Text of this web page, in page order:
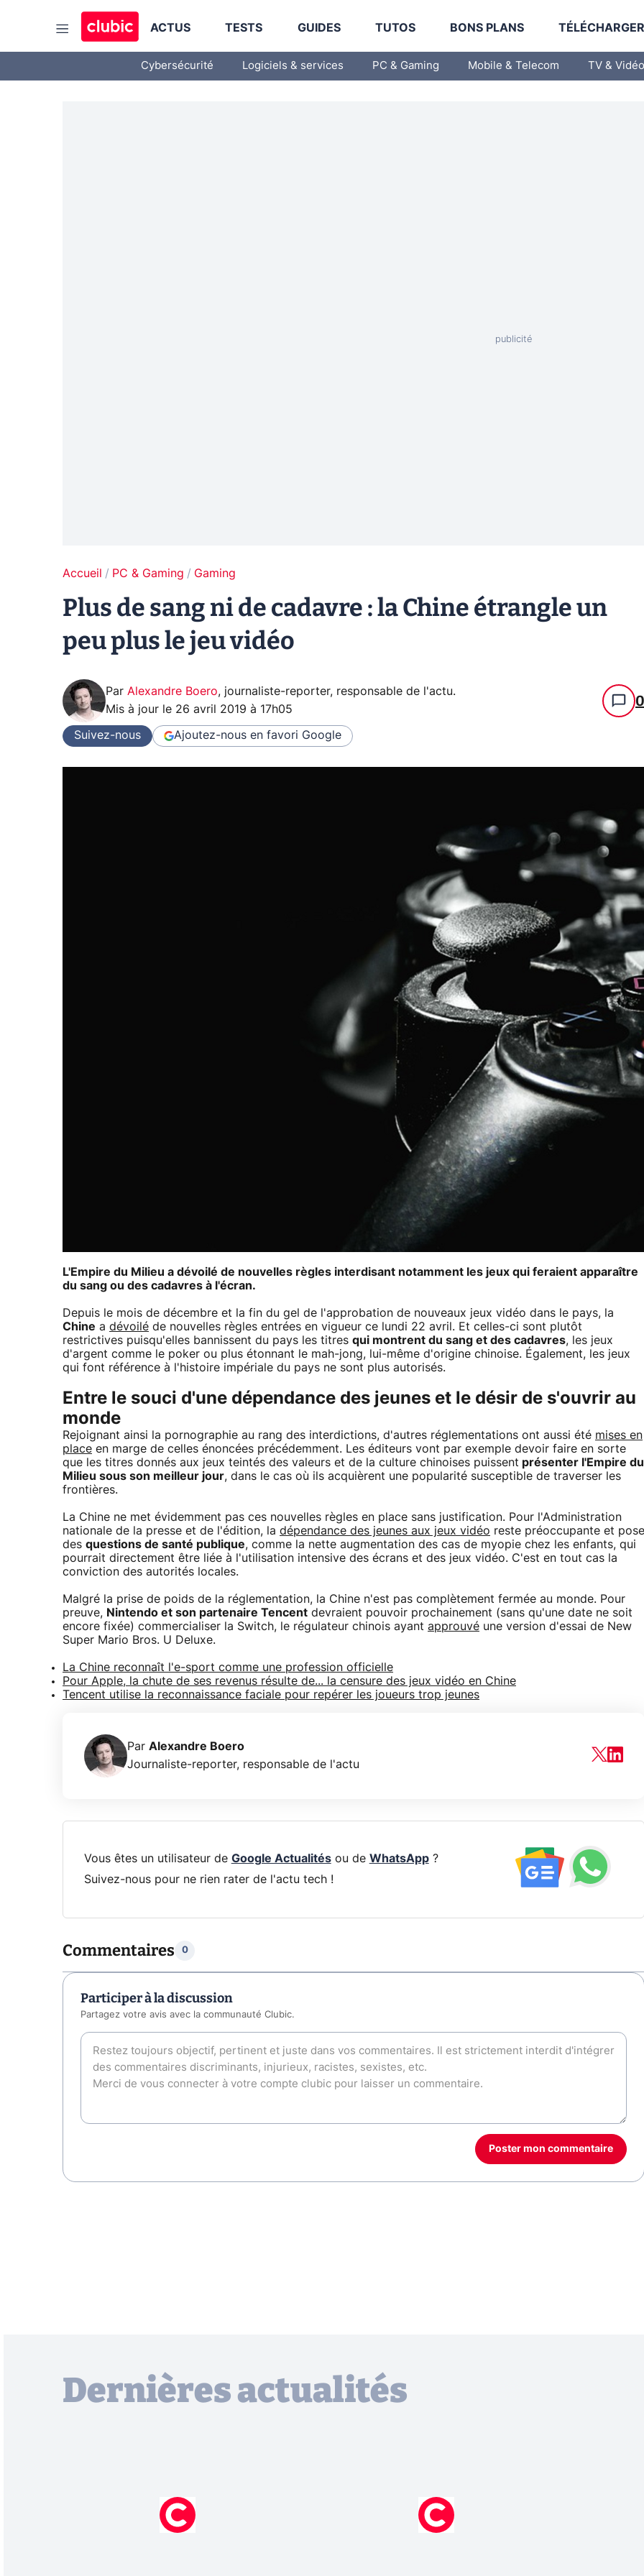
ACTUS TESTS GUIDES TUTOS BONS PLANS
Cybersécurité Logiciels & services PC & Gaming Mobile & Telecom TV & Vidéo
Accueil PC & Gaming Gaming
Plus de sang ni de cadavre : la Chine étrangle un
peu plus le jeu vidéo
Par Alexandre Boero, journaliste-reporter, responsable de l'actu.
Mis à jour le 26 avril 2019 à 17h05 0
Suivez-nous Ajoutez-nous en favori Google
L'Empire du Milieu a dévoilé de nouvelles règles interdisant notamment les jeux qui feraient apparaître
du sang ou des cadavres à l'écran.
Depuis le mois de décembre et la fin du gel de l'approbation de nouveaux jeux vidéo dans le pays, la
Chine a dévoilé de nouvelles règles entrées en vigueur ce lundi 22 avril. Et celles-ci sont plutôt
restrictives puisqu'elles bannissent du pays les titres qui montrent du sang et des cadavres, les jeux
d'argent comme le poker ou plus étonnant le mah-jong, lui-même d'origine chinoise. Également, les jeux
qui font référence à l'histoire impériale du pays ne sont plus autorisés.
Entre le souci d'une dépendance des jeunes et le désir de s'ouvrir au
monde
Rejoignant ainsi la pornographie au rang des interdictions, d'autres réglementations ont aussi été mises en
place en marge de celles énoncées précédemment. Les éditeurs vont par exemple devoir faire en sorte
que les titres donnés aux jeux teintés des valeurs et de la culture chinoises puissent présenter l'Empire du
Milieu sous son meilleur jour, dans le cas où ils acquièrent une popularité susceptible de traverser les
frontières.
La Chine ne met évidemment pas ces nouvelles règles en place sans justification. Pour l'Administration
nationale de la presse et de l'édition, la dépendance des jeunes aux jeux vidéo reste préoccupante et pose
des questions de santé publique, comme la nette augmentation des cas de myopie chez les enfants, qui
pourrait directement être liée à l'utilisation intensive des écrans et des jeux vidéo. C'est en tout cas la
conviction des autorités locales.
Malgré la prise de poids de la réglementation, la Chine n'est pas complètement fermée au monde. Pour
preuve, Nintendo et son partenaire Tencent devraient pouvoir prochainement (sans qu'une date ne soit
encore fixée) commercialiser la Switch, le régulateur chinois ayant approuvé une version d'essai de New
Super Mario Bros. U Deluxe.
La Chine reconnaît l'e-sport comme une profession officielle
Pour Apple, la chute de ses revenus résulte de... la censure des jeux vidéo en Chine
Tencent utilise la reconnaissance faciale pour repérer les joueurs trop jeunes
Par Alexandre Boero
Journaliste-reporter, responsable de l'actu
Vous êtes un utilisateur de Google Actualitésou de WhatsApp?
Suivez-nous pour ne rien rater de l'actu tech !
Commentaires 0
Participer à la discussion
Partagez votre avis avec la communauté Clubic.
Poster mon commentaire
Dernières actualités